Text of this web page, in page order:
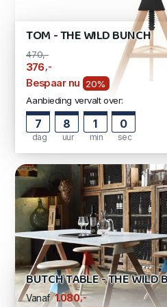
TOM - THE WILD BUNCH
470,-
376,-
Bespaar nu
20%
Aanbieding vervalt over:
7
dag
8
uur
0
min
59
sec
BUTCH TABLE - THE WILD
Vanaf 1.080,-